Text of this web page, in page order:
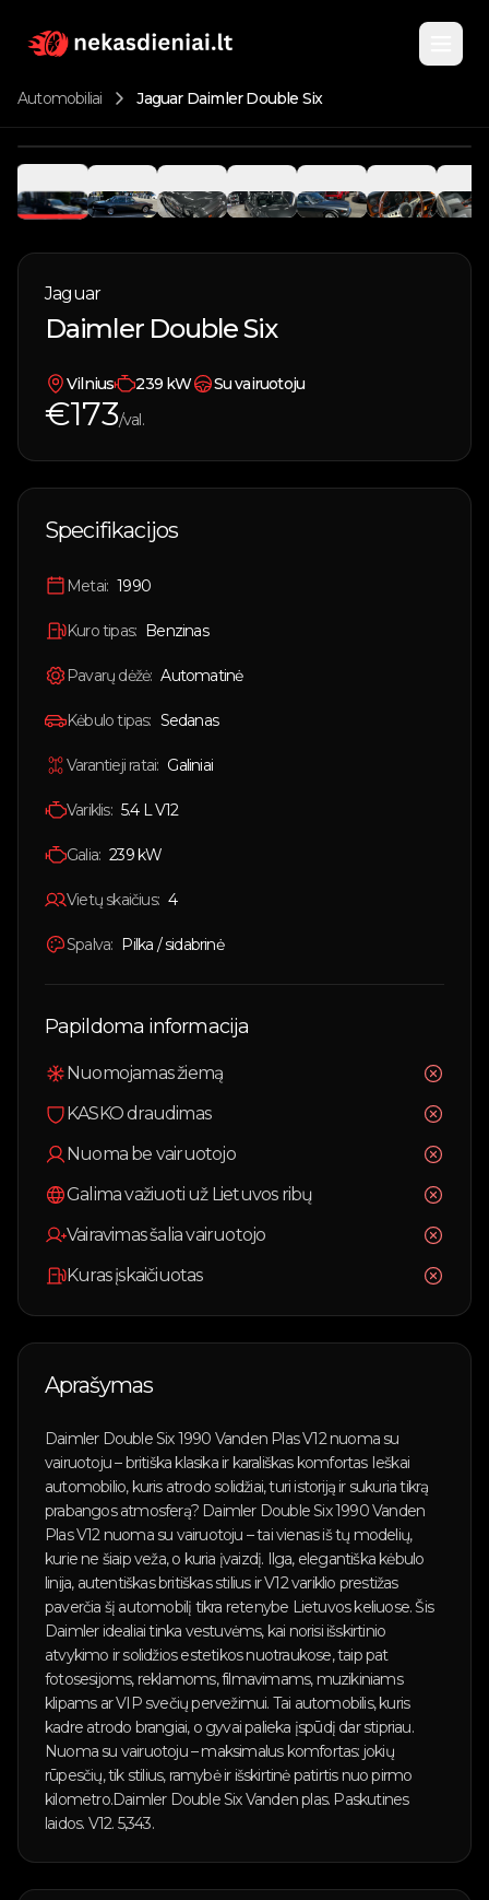
Katalogas
Parduodami automobiliai
Vandens transportas
Apie
Kontaktai
🇱🇹 Lietuvių
🇬🇧 English
Prisijungti
Automobiliai Jaguar Daimler Double Six
Jaguar
Daimler Double Six
Vilnius 239 kW Su vairuotoju
€173/val.
Specifikacijos
Metai: 1990
Kuro tipas: Benzinas
Pavarų dėžė: Automatinė
Kėbulo tipas: Sedanas
Varantieji ratai: Galiniai
Variklis: 5.4 L V12
Galia: 239kW
Vietų skaičius: 4
Spalva: Pilka / sidabrinė
Papildoma informacija
Nuomojamas žiemą
KASKO draudimas
Nuoma be vairuotojo
Galima važiuoti už Lietuvos ribų
Vairavimas šalia vairuotojo
Kuras įskaičiuotas
Aprašymas
Daimler Double Six 1990 Vanden Plas V12 nuoma su
vairuotoju – britiška klasika ir karališkas komfortas Ieškai
automobilio, kuris atrodo solidžiai, turi istoriją ir sukuria tikrą
prabangos atmosferą? Daimler Double Six 1990 Vanden
Plas V12 nuoma su vairuotoju – tai vienas iš tų modelių,
kurie ne šiaip veža, o kuria įvaizdį. Ilga, elegantiška kėbulo
linija, autentiškas britiškas stilius ir V12 variklio prestižas
paverčia šį automobilį tikra retenybe Lietuvos keliuose. Šis
Daimler idealiai tinka vestuvėms, kai norisi išskirtinio
atvykimo ir solidžios estetikos nuotraukose, taip pat
fotosesijoms, reklamoms, filmavimams, muzikiniams
klipams ar VIP svečių pervežimui. Tai automobilis, kuris
kadre atrodo brangiai, o gyvai palieka įspūdį dar stipriau.
Nuoma su vairuotoju – maksimalus komfortas: jokių
rūpesčių, tik stilius, ramybė ir išskirtinė patirtis nuo pirmo
kilometro.Daimler Double Six Vanden plas. Paskutines
laidos. V12. 5,343.